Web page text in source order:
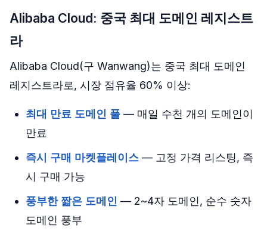
Alibaba Cloud: 중국 최대 도메인 레지스트
라
Alibaba Cloud(구 Wanwang)는 중국 최대 도메인
레지스트라로, 시장 점유율 60% 이상:
최대 만료 도메인 풀 — 매일 수천 개의 도메인이
만료
즉시 구매 마켓플레이스 — 고정 가격 리스팅, 즉
시 구매 가능
풍부한 짧은 도메인 — 2~4자 도메인, 순수 숫자
도메인 풍부